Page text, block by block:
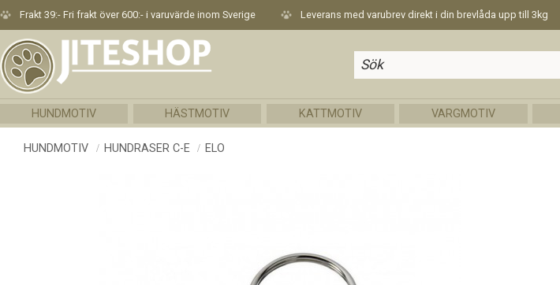
Frakt 39:- Fri frakt över 600:- i varuvärde inom Sverige Leverans med varubrev direkt i din brevlåda upp till 3kg
HUNDMOTIV HÄSTMOTIV KATTMOTIV VARGMOTIV
HUNDMOTIV HUNDRASER C-E ELO